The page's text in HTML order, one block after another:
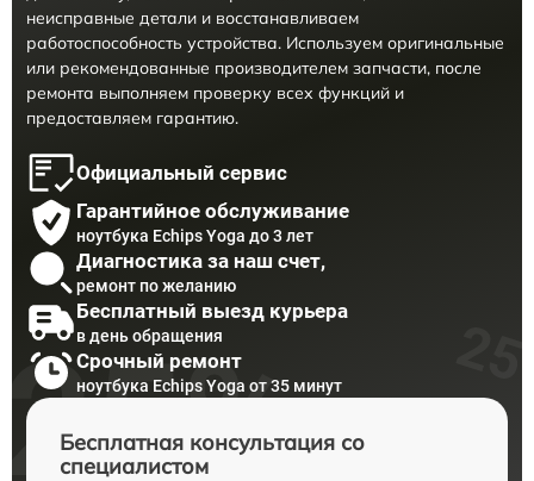
неисправные детали и восстанавливаем
работоспособность устройства. Используем оригинальные
или рекомендованные производителем запчасти, после
ремонта выполняем проверку всех функций и
предоставляем гарантию.
Официальный сервис
Гарантийное обслуживание
ноутбука Echips Yoga до 3 лет
Диагностика за наш счет,
ремонт по желанию
Бесплатный выезд курьера
в день обращения
Срочный ремонт
ноутбука Echips Yoga от 35 минут
Бесплатная консультация со
специалистом